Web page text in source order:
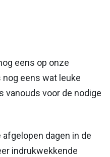
eens op onze
eens wat leuke
vanouds voor de nodige
dagen in de
indrukwekkende